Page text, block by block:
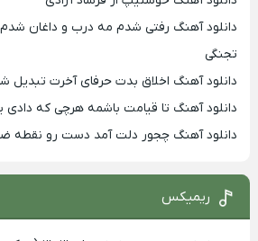
دانلود آهنگ رفتی شدم مه درب و داغان شدم
تجنگی
دانلود آهنگ اخلاق بدت حرفای آخرت تبدیل
دانلود آهنگ تا قیامت باشمه هرچی که دادی
دانلود آهنگ چجور دلت آمد دست رو نقطه
ریمیکس